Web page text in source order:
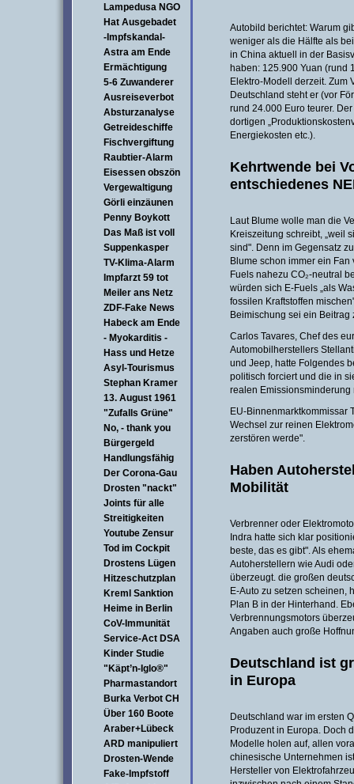
Lampedusa NGO
Hat Ausgebadet
-Impfskandal-
Astra am Ende
Ermächtigung
5-6 Zuwanderer
Ausreiseverbot
Absturzanalyse
Getreideschiffe
Fischvergiftung
Raubtier-Alarm
Eisessen obszön
Vergewaltigung
Görli einzäunen
Penny Boykott
Das Maß ist voll
Suppenkasper
TV-Klima-Alarm
Impfarzt 59 tot
Meiler ans Netz
ZDF-Fake News
Habeck am Ende
- Myokarditis -
Hass und Hetze
Asyl-Tourismus
Stephan Kramer
13. August 1961
"Zufalls Grüne"
No, - thank you
Bürgergeld
Handlungsfähig
Der Corona-Gau
Drosten "nackt"
Joints für alle
Streitigkeiten
Youtube Zensur
Tod im Cockpit
Drostens Lügen
Hitzeschutzplan
Kreml Sanktion
Heime in Berlin
CoV-Immunität
Service-Act DSA
Kinder Studie
"Käpt’n-Iglo®"
Pharmastandort
Burka Verbot CH
Über 160 Boote
Araber+Lübeck
ARD manipuliert
Drosten-Wende
Fake-Impfstoff
Autobild berichtet: Warum
weniger als die Hälfte als
in China aktuell in der
haben: 125.900 Yuan (rund
Elektro-Modell derzeit. Zum
Deutschland steht er (vor
rund 24.000 Euro teurer.
dortigen
Energiekosten etc.).
Kehrtwende bei
entschiedenes
Laut Blume wolle man die
Kreiszeitung schreibt, „weil
sind". Denn im Gegensatz
Blume schon immer ein
Fuels nahezu CO₂-neutral
würden sich E-Fuels „als
fossilen Kraftstoffen
Beimischung sei ein Beitrag
Carlos Tavares, Chef des
Automobilherstellers
und Jeep, hatte Folgendes
politisch forciert und die in
realen Emissionsminderung
EU-Binnenmarktkommissar
Wechsel zur reinen
zerstören werde".
Haben
Mobilität
Verbrenner oder
Indra hatte sich klar
beste, das es gibt". Als
Autoherstellern wie Audi
überzeugt. die großen
E-Auto zu setzen scheinen,
Plan B in der Hinterhand.
Verbrennungsmotors
Angaben auch große
Deutschland ist
in Europa
Deutschland war im ersten
Produzent in Europa. Doch
Modelle holen auf, allen
chinesische Unternehmen
Hersteller von